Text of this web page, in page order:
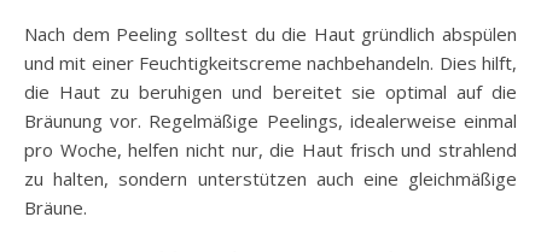
Nach dem Peeling solltest du die Haut gründlich abspülen
und mit einer Feuchtigkeitscreme nachbehandeln. Dies hilft,
die Haut zu beruhigen und bereitet sie optimal auf die
Bräunung vor. Regelmäßige Peelings, idealerweise einmal
pro Woche, helfen nicht nur, die Haut frisch und strahlend
zu halten, sondern unterstützen auch eine gleichmäßige
Bräune.